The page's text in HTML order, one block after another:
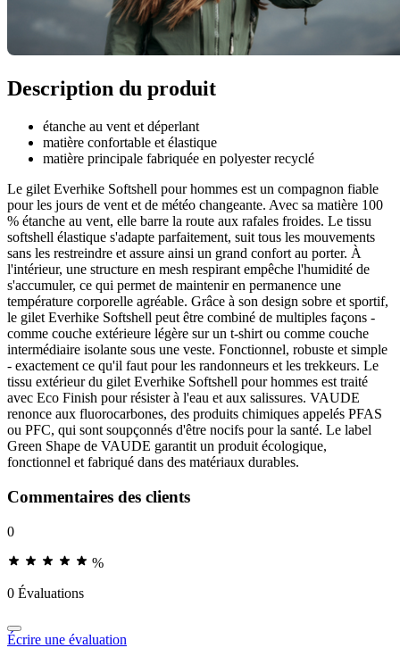
Description du produit
étanche au vent et déperlant
matière confortable et élastique
matière principale fabriquée en polyester recyclé
Le gilet Everhike Softshell pour hommes est un compagnon fiable
pour les jours de vent et de météo changeante. Avec sa matière 100
% étanche au vent, elle barre la route aux rafales froides. Le tissu
softshell élastique s'adapte parfaitement, suit tous les mouvements
sans les restreindre et assure ainsi un grand confort au porter. À
l'intérieur, une structure en mesh respirant empêche l'humidité de
s'accumuler, ce qui permet de maintenir en permanence une
température corporelle agréable. Grâce à son design sobre et sportif,
le gilet Everhike Softshell peut être combiné de multiples façons -
comme couche extérieure légère sur un t-shirt ou comme couche
intermédiaire isolante sous une veste. Fonctionnel, robuste et simple
- exactement ce qu'il faut pour les randonneurs et les trekkeurs. Le
tissu extérieur du gilet Everhike Softshell pour hommes est traité
avec Eco Finish pour résister à l'eau et aux salissures. VAUDE
renonce aux fluorocarbones, des produits chimiques appelés PFAS
ou PFC, qui sont soupçonnés d'être nocifs pour la santé. Le label
Green Shape de VAUDE garantit un produit écologique,
fonctionnel et fabriqué dans des matériaux durables.
Commentaires des clients
0
%
0 Évaluations
Écrire une évaluation